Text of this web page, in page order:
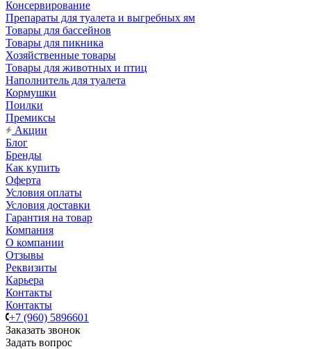
Консервирование
Препараты для туалета и выгребных ям
Товары для бассейнов
Товары для пикника
Хозяйственные товары
Товары для животных и птиц
Наполнитель для туалета
Кормушки
Поилки
Премиксы
Акции
Блог
Бренды
Как купить
Оферта
Условия оплаты
Условия доставки
Гарантия на товар
Компания
О компании
Отзывы
Реквизиты
Карьера
Контакты
Контакты
+7 (960) 5896601
Заказать звонок
Задать вопрос